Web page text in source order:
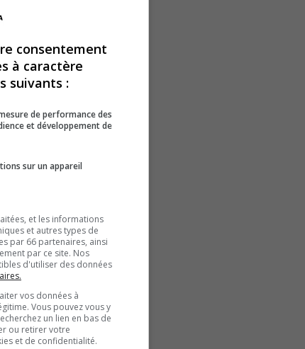
est
en
consentement
à caractère
suivants :
de performance des
et développement de
sur un appareil
et les informations
et autres types de
par 66 partenaires, ainsi
par ce site. Nos
d'utiliser des données
vos données à
Vous pouvez vous y
un lien en bas de
ou retirer votre
et de confidentialité.